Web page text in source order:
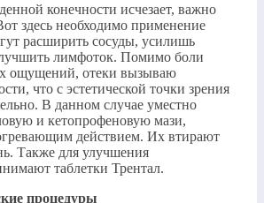
конечности исчезает, важно
здесь необходимо применение
расширить сосуды, усилишь
лимфоток. Помимо боли
ощущений, отеки вызываю
что с эстетической точки зрения
В данном случае уместно
и кетопрофеновую мази,
действием. Их втирают
Также для улучшения
таблетки Трентал.
процедуры